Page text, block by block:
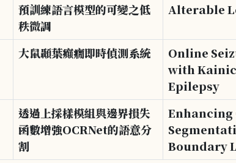
預訓練語言模型的可變之低
秩微調
Alterable
大鼠顳葉癲癇即時偵測系統
Online
with
Epilepsy
透過上採樣模組與邊界損失
函數增強OCRNet的語意分
割
Enhancing
Boundary